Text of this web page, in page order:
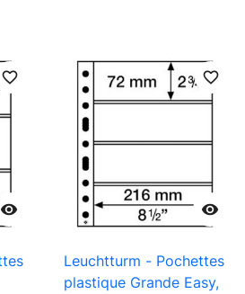

favorite_border

favorite_border
Leuchtturm - Pochettes
plastique Grande Easy,